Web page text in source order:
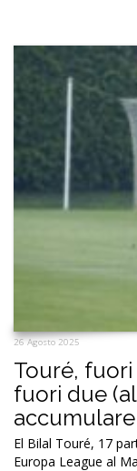
26 Agosto 2025
Touré, fuori
fuori due
El Bilal Touré, 17
Europa League al